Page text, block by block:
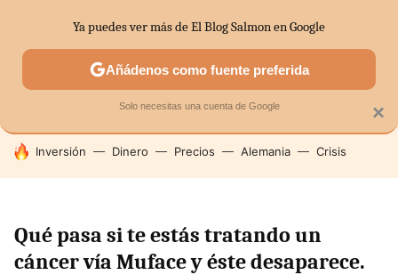
SECTORES ECONOMÍA DOMÉSTICA MERCADOS
HOY SE HABLA DE
Inversión Dinero Precios Alemania Crisis
Qué pasa si te estás tratando un
cáncer vía Muface y éste desaparece.
×
Ya puedes ver más de El Blog Salmon en Google
Añádenos como fuente preferida
Solo necesitas una cuenta de Google